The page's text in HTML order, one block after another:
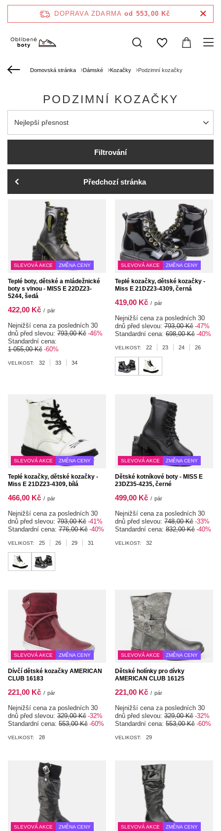
DOPRAVA ZDARMA od 553,00 Kč
Domovská stránka Dámské Kozačky Podzimní kozačky
PODZIMNÍ KOZAČKY
Zmień sortowanie
Nejlepší přesnost
Filtrování
Předchozí stránka
SLEVOVÁ AKCE ZMĚNA CENY
Teplé boty, dětské a mládežnické
boty s vlnou - MISS E 22DZ23-
5244, šedá
422,00 Kč / pár
Nejnižší cena za posledních 30
dnů před slevou: 793,00 Kč -46%
Standardní cena:
1 055,00 Kč -60%
VELIKOST: 32 33 34
SLEVOVÁ AKCE ZMĚNA CENY
Teplé kozačky, dětské kozačky -
Miss E 21DZ23-4309, černá
419,00 Kč / pár
Nejnižší cena za posledních 30
dnů před slevou: 793,00 Kč -47%
Standardní cena: 698,00 Kč -40%
VELIKOST: 22 23 24 26
SLEVOVÁ AKCE ZMĚNA CENY
Teplé kozačky, dětské kozačky -
Miss E 21DZ23-4309, bílá
466,00 Kč / pár
Nejnižší cena za posledních 30
dnů před slevou: 793,00 Kč -41%
Standardní cena: 776,00 Kč -40%
VELIKOST: 25 26 29 31
SLEVOVÁ AKCE ZMĚNA CENY
Dětské kotníkové boty - MISS E
23DZ35-4235, černé
499,00 Kč / pár
Nejnižší cena za posledních 30
dnů před slevou: 748,00 Kč -33%
Standardní cena: 832,00 Kč -40%
VELIKOST: 32
SLEVOVÁ AKCE ZMĚNA CENY
Dívčí dětské kozačky AMERICAN
CLUB 16183
221,00 Kč / pár
Nejnižší cena za posledních 30
dnů před slevou: 329,00 Kč -32%
Standardní cena: 553,00 Kč -60%
VELIKOST: 28
SLEVOVÁ AKCE ZMĚNA CENY
Dětské holínky pro dívky
AMERICAN CLUB 16125
221,00 Kč / pár
Nejnižší cena za posledních 30
dnů před slevou: 329,00 Kč -32%
Standardní cena: 553,00 Kč -60%
VELIKOST: 29
SLEVOVÁ AKCE ZMĚNA CENY SLEVOVÁ AKCE ZMĚNA CENY